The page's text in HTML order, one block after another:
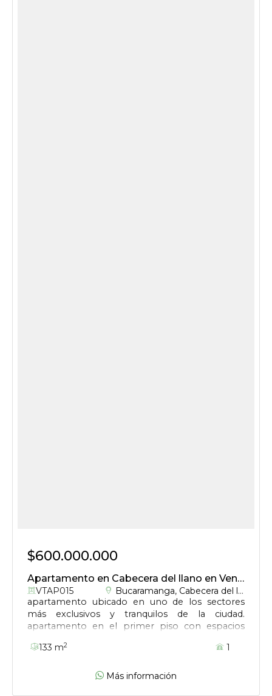
$600.000.000
Apartamento en Cabecera del llano en Venta
VTAP015 Bucaramanga, Cabecera del llano
apartamento ubicado en uno de los sectores
más exclusivos y tranquilos de la ciudad.
apartamento en el primer piso con espacios
remodelar y diseñar un hogar moderno a tu
133 m2 1
Más información